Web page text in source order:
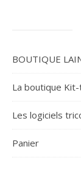
BOUTIQUE
La boutique
Les logiciels
Panier